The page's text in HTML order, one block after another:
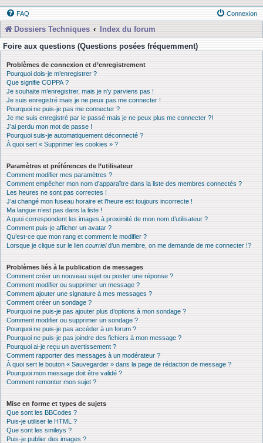
FAQ Connexion
Dossiers Techniques
Index du forum
Foire aux questions (Questions posées fréquemment)
Problèmes de connexion et d’enregistrement
Pourquoi dois-je m’enregistrer ?
Que signifie COPPA ?
Je souhaite m’enregistrer, mais je n’y parviens pas !
Je suis enregistré mais je ne peux pas me connecter !
Pourquoi ne puis-je pas me connecter ?
Je me suis enregistré par le passé mais je ne peux plus me connecter ?!
J’ai perdu mon mot de passe !
Pourquoi suis-je automatiquement déconnecté ?
À quoi sert « Supprimer les cookies » ?
Paramètres et préférences de l’utilisateur
Comment modifier mes paramètres ?
Comment empêcher mon nom d’apparaître dans la liste des membres connectés ?
Les heures ne sont pas correctes !
J’ai changé mon fuseau horaire et l’heure est toujours incorrecte !
Ma langue n’est pas dans la liste !
A quoi correspondent les images à proximité de mon nom d’utilisateur ?
Comment puis-je afficher un avatar ?
Qu’est-ce que mon rang et comment le modifier ?
Lorsque je clique sur le lien courrield’un membre, on me demande de me connecter !?
Problèmes liés à la publication de messages
Comment créer un nouveau sujet ou poster une réponse ?
Comment modifier ou supprimer un message ?
Comment ajouter une signature à mes messages ?
Comment créer un sondage ?
Pourquoi ne puis-je pas ajouter plus d’options à mon sondage ?
Comment modifier ou supprimer un sondage ?
Pourquoi ne puis-je pas accéder à un forum ?
Pourquoi ne puis-je pas joindre des fichiers à mon message ?
Pourquoi ai-je reçu un avertissement ?
Comment rapporter des messages à un modérateur ?
À quoi sert le bouton « Sauvegarder » dans la page de rédaction de message ?
Pourquoi mon message doit être validé ?
Comment remonter mon sujet ?
Mise en forme et types de sujets
Que sont les BBCodes ?
Puis-je utiliser le HTML ?
Que sont les smileys ?
Puis-je publier des images ?